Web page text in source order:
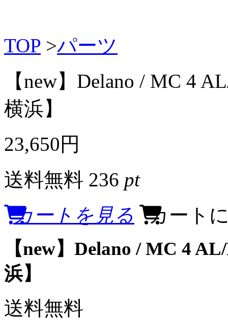
TOP >パーツ
【new】Delano / MC 4
横浜】
23,650円
送料無料 236 pt
カートを見る
カート
【new】Delano / MC 4
浜】
送料無料